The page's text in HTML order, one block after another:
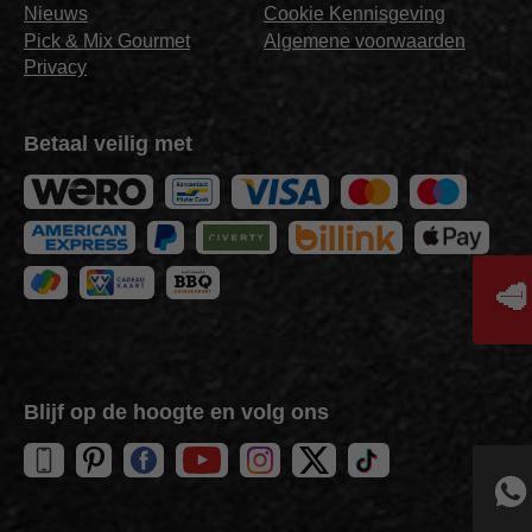
Nieuws
Pick & Mix Gourmet
Privacy
Cookie Kennisgeving
Algemene voorwaarden
Betaal veilig met
Blijf op de hoogte en volg ons
🥩